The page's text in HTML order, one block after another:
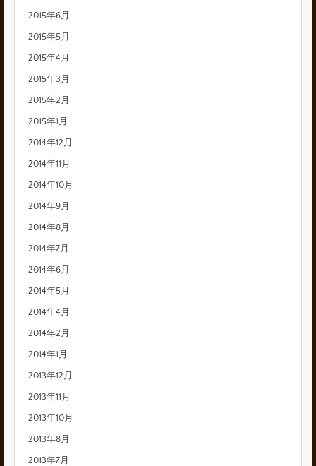
2015年6月
2015年5月
2015年4月
2015年3月
2015年2月
2015年1月
2014年12月
2014年11月
2014年10月
2014年9月
2014年8月
2014年7月
2014年6月
2014年5月
2014年4月
2014年2月
2014年1月
2013年12月
2013年11月
2013年10月
2013年8月
2013年7月